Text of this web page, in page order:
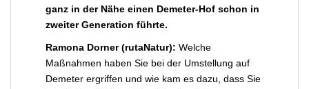
ganz in der Nähe einen Demeter-Hof schon in
zweiter Generation führte.
Ramona Dorner (rutaNatur): Welche
Maßnahmen haben Sie bei der Umstellung auf
Demeter ergriffen und wie kam es dazu, dass Sie